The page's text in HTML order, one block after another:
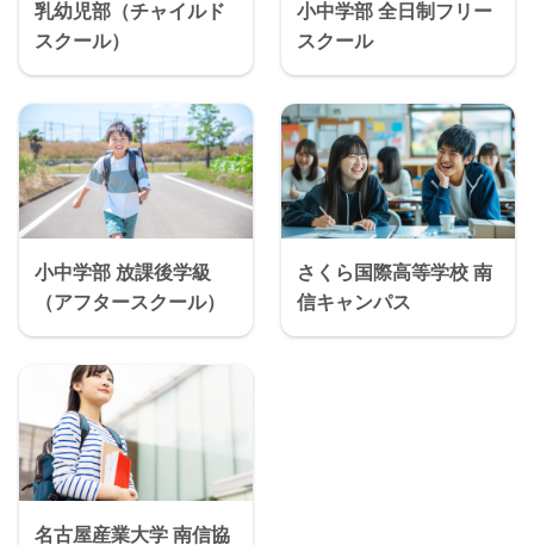
乳幼児部（チャイルド
スクール）
小中学部 全日制フリー
スクール
小中学部 放課後学級
（アフタースクール）
さくら国際高等学校 南
信キャンパス
名古屋産業大学 南信協